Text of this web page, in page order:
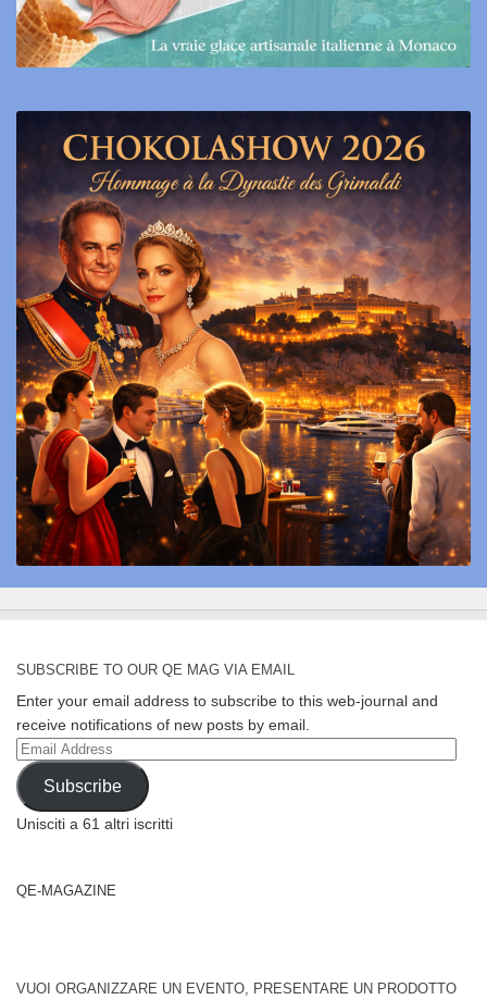
SUBSCRIBE TO OUR QE MAG VIA EMAIL
Enter your email address to subscribe to this web-journal and
receive notifications of new posts by email.
Email
Address
Subscribe
Unisciti a 61 altri iscritti
QE-MAGAZINE
VUOI ORGANIZZARE UN EVENTO, PRESENTARE UN PRODOTTO